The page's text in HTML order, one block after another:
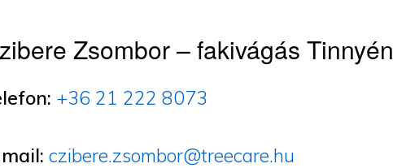
Zsombor – fakivágás Tinnyén
+36 21 222 8073
czibere.zsombor@treecare.hu